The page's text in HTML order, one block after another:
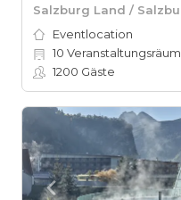
Salzburg Land /
Eventlocation
10
1200 Gäste